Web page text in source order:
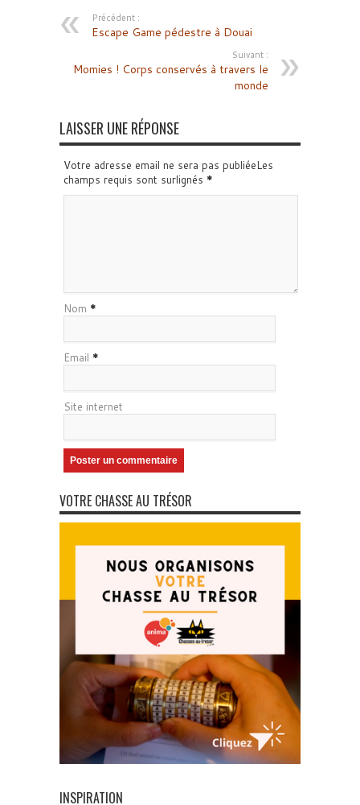
Précédent :
Escape Game pédestre à Douai
Suivant :
Momies ! Corps conservés à travers le
monde
LAISSER UNE RÉPONSE
Votre adresse email ne sera pas publiéeLes
champs requis sont surlignés *
Nom *
Email *
Site internet
VOTRE CHASSE AU TRÉSOR
INSPIRATION